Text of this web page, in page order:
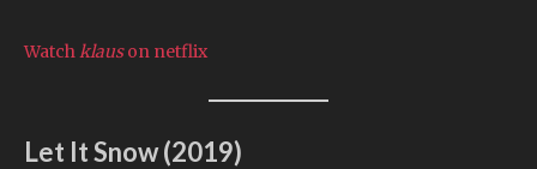
Watchklauson netflix
Let It Snow (2019)